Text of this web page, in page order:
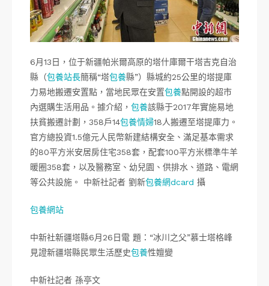
6月13日，位于新疆帕米爾高原的塔什庫爾干塔吉克自治
縣（包養站長簡稱“塔包養縣”）縣城約25公里的塔提庫
力易地搬遷安置點，當地民眾在安置包養點開設的超市
內選購生活用品。據介紹， 包養該縣于2017年實施易地
扶貧搬遷計劃，358戶14包養情婦18人搬遷至塔提庫力。
官方總投資1.5億元人民幣新建結構安全、滿足基本需求
的80平方米安居房住宅358套，配套100平方米標準牛羊
暖圈358套，以及醫務室、幼兒園、供排水、道路、電網
等公共設施。 中新社記者 劉新包養網dcard 攝
包養網站
中新社新疆塔縣6月26日電 題：“冰川之父”慕士塔格峰
見證新疆塔縣民眾生活歷史包養性嬗變
中新社記者 孫亭文